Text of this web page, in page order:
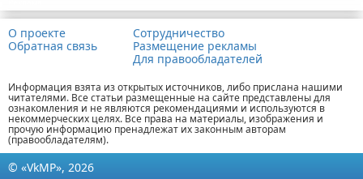
О проекте
Обратная связь
Сотрудничество
Размещение рекламы
Для правообладателей
Информация взята из открытых источников, либо прислана нашими
читателями. Все статьи размещенные на сайте представлены для
ознакомления и не являются рекомендациями и используются в
некоммерческих целях. Все права на материалы, изображения и
прочую информацию пренадлежат их законным авторам
(правообладателям).
© «VkMP», 2026